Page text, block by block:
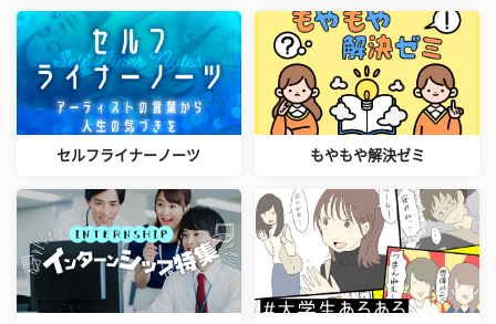
セルフライナーノーツ もやもや解決ゼミ